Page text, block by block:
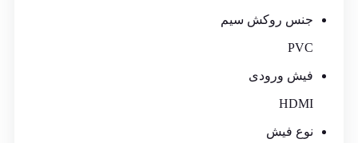
جنس روکش سیم
PVC
فیش ورودی
HDMI
نوع فیش